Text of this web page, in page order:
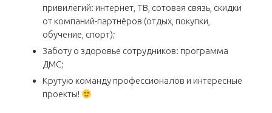
привилегий: интернет, ТВ, сотовая связь, скидки
от компаний-партнёров (отдых, покупки,
обучение, спорт);
Заботу о здоровье сотрудников: программа
ДМС;
Крутую команду профессионалов и интересные
проекты!